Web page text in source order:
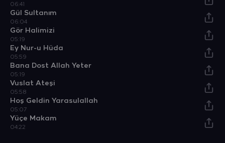
06:41
Gül Sultanım
06:04
Gör Halimizi
05:19
Ey Nur-u Hüda
05:59
Bana Dost Allah Yeter
05:19
Vuslat Ateşi
05:58
Hoş Geldin Yarasulallah
05:07
Yüçe Makam
04:22